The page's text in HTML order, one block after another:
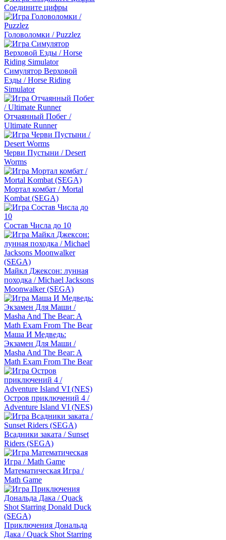
Соедините цифры
Головоломки / Puzzlez
Симулятор Верховой
Езды / Horse Riding
Simulator
Отчаянный Побег /
Ultimate Runner
Черви Пустыни / Desert
Worms
Мортал комбат / Mortal
Kombat (SEGA)
Состав Числа до 10
Майкл Джексон: лунная
походка / Michael Jacksons
Moonwalker (SEGA)
Маша И Медведь:
Экзамен Для Маши /
Masha And The Bear: A
Math Exam From The Bear
Остров приключений 4 /
Adventure Island VI (NES)
Всадники заката / Sunset
Riders (SEGA)
Математическая Игра /
Math Game
Приключения Дональда
Дака / Quack Shot Starring